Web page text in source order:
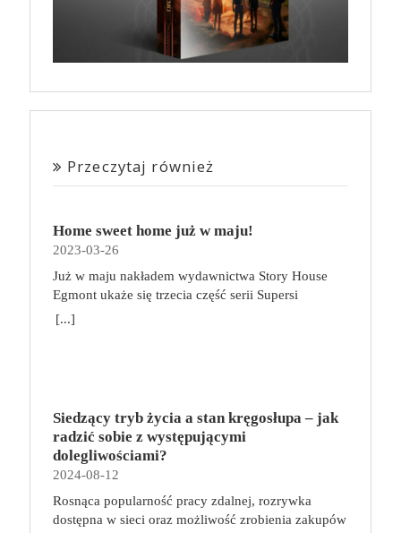
Przeczytaj również
Home sweet home już w maju!
2023-03-26
Już w maju nakładem wydawnictwa Story House
Egmont ukaże się trzecia część serii Supersi
scenarzysty Frederic Maupome. Ten tom nosi tytuł
przed odkryciem, kim są. W tej serii autorzy
podejmują takie tematy, jak poszukiwanie
tożsamości, rodziny, samotności i odmienności pod
przykrywką opowieści o superbohaterach. W
trzecim tomie rodzeństwo znalazło się w policyjnym
potrzasku. Dzieci są ścigane, dlatego będą musiały
[...]
Siedzący tryb życia a stan kręgosłupa – jak
radzić sobie z występującymi
dolegliwościami?
2024-08-12
Rosnąca popularność pracy zdalnej, rozrywka
dostępna w sieci oraz możliwość zrobienia zakupów